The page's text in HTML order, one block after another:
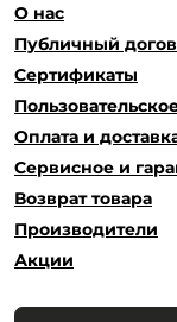
О нас
Публичный
Сертификаты
Оплата и
Сервисное и
Возврат товара
Производители
Акции